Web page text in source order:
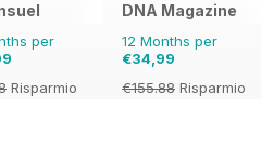
per
Risparmio
DNA Magazine
12 Months per
€34,99
€155.88 Risparmio